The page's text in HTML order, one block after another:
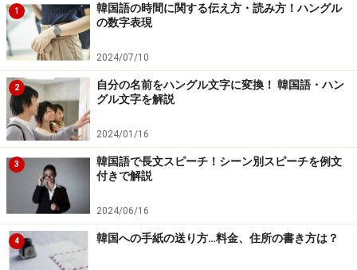
一生懸命話しても、もしかしたら韓国の知り合い、お友
達から「【-(스)ㅂ니다】は、日常会話ではあまり使わな
いよ」と言われてしまうかもしれません。確かにそうな
のですが、「-(스)ㅂ니다」は、次のページからご紹介す
るように、いろんなシチュエーションで使われ、「必要
がない」わけでは決してありません。韓国語を勉強する
以上、必ず知っていなければならない表現ですから、「-
요」にしても「-(스)ㅂ니다」にしても、どちらを先に勉
強したとしても、結果的には両方が自然に口から出てく
るようにしておけば良いのです。どちらを最初に勉強し
たから良い、悪い、または上手くなる、上手くならな
い、ということはありません。
1
韓国語の時間に関する伝え方・読み方！ハングル
の数字表現
2024/07/10
2
自分の名前をハングル文字に変換！ 韓国語・ハン
グル文字を解説
2024/01/16
3
韓国語で長文スピーチ！シーン別スピーチを例文
付きで解説
2024/06/16
4 韓国への手紙の送り方…料金、住所の書き方は？